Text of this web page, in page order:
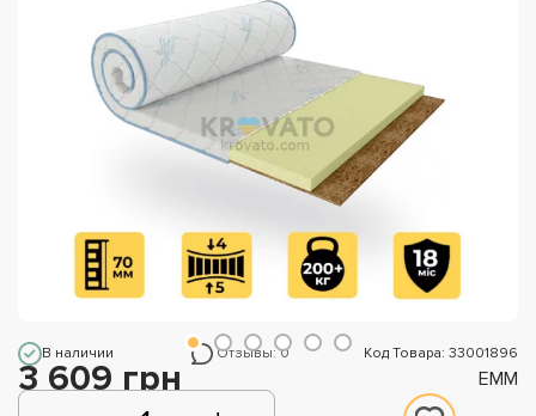
В наличии Отзывы: 0 Код Товара: 33001896
3 609 грн EMM